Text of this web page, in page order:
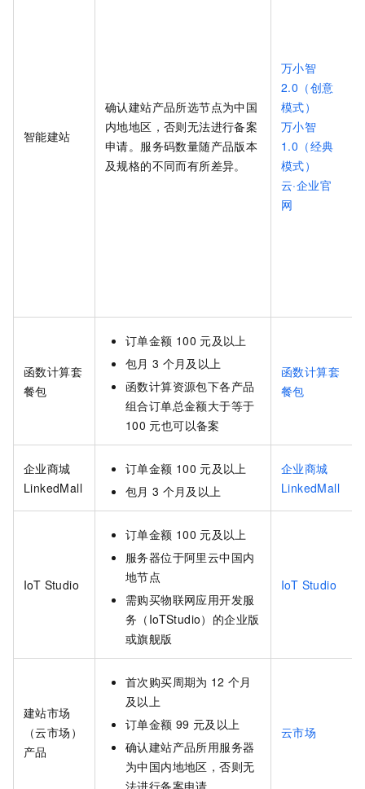
智能建站
确认建站产品所选节点为中国
内地地区，否则无法进行备案
申请。服务码数量随产品版本
及规格的不同而有所差异。
万小智
2.0（创意
模式）
万小智
1.0（经典
模式）
云·企业官
网
函数计算套
餐包
订单金额 100 元及以上
包月 3 个月及以上
函数计算资源包下各产品
组合订单总金额大于等于
100 元也可以备案
函数计算套
餐包
企业商城
LinkedMall
订单金额 100 元及以上
包月 3 个月及以上
企业商城
LinkedMall
IoT Studio
订单金额 100 元及以上
服务器位于阿里云中国内
地节点
需购买物联网应用开发服
务（IoTStudio）的企业版
或旗舰版
IoT Studio
建站市场
（云市场）
产品
首次购买周期为 12 个月
及以上
订单金额 99 元及以上
确认建站产品所用服务器
为中国内地地区，否则无
云市场